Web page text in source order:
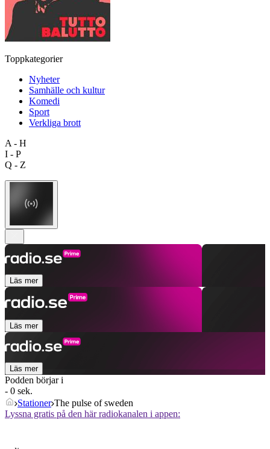
Toppkategorier
Nyheter
Samhälle och kultur
Komedi
Sport
Verkliga brott
A - H
I - P
Q - Z
Läs mer
Läs mer
Läs mer
Podden börjar i
- 0 sek.
Stationer The pulse of sweden
Lyssna gratis på den här radiokanalen i appen: